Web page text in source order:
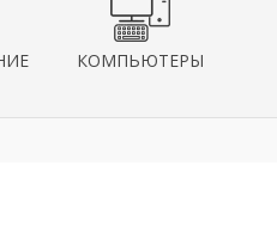
КОМПЬЮТЕРЫ